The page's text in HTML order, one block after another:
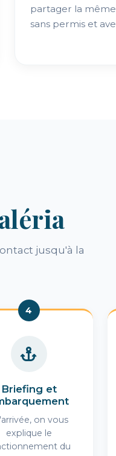
partager la
sans permis et
jusqu'à la
4
Briefing et
on vous
explique le
du